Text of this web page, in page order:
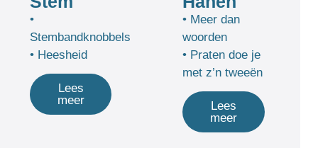
•
Stembandknobbels
• Heesheid
Lees
meer
• Meer dan
woorden
• Praten doe je
met z’n tweeën
Lees
meer